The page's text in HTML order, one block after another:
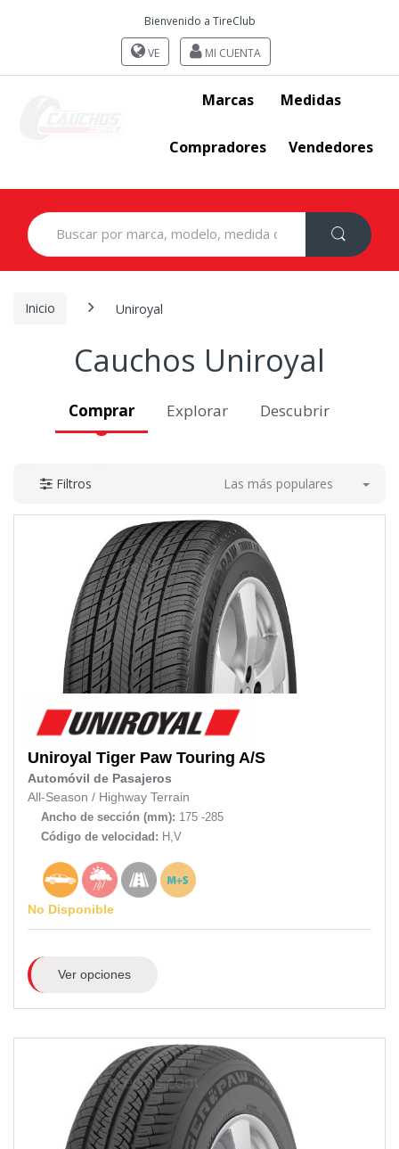
Bienvenido a TireClub
VE MI CUENTA
Marcas Medidas
Compradores Vendedores
Search
for:
Inicio Uniroyal
Cauchos Uniroyal
Comprar Explorar Descubrir
Filtros Las más populares
Uniroyal Tiger Paw Touring A/S
Automóvil de Pasajeros
All-Season / Highway Terrain
Ancho de sección (mm): 175 -285
Código de velocidad: H,V
No Disponible
Ver opciones